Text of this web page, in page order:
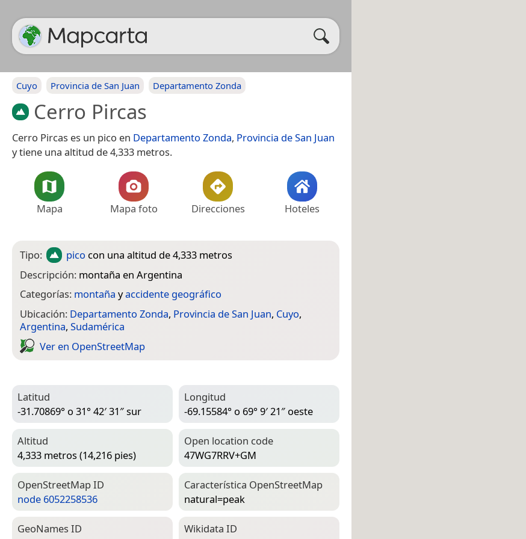
Cuyo Provincia de San Juan Departamento Zonda
Cerro Pircas
Cerro Pircas es un pico en Departamento Zonda, Provincia de San Juan
y tiene una altitud de 4,333 metros.
Mapa Mapa foto Direcciones Hoteles
Tipo: pico con una altitud de 4,333 metros
Descripción: montaña en Argentina
Categorías: montaña yaccidente geográfico
Ubicación: Departamento Zonda, Provincia de San Juan, Cuyo,
Argentina, Sudamérica
Ver en Open­Street­Map
Latitud
-31.70869° o 31° 42′ 31″ sur
Longitud
-69.15584° o 69° 9′ 21″ oeste
Altitud
4,333 metros (14,216 pies)
Open location code
47WG7RRV+GM
Open­Street­Map ID
node 6052258536
Característica Open­Street­Map
natural=­peak
Geo­Names ID
Wiki­data ID